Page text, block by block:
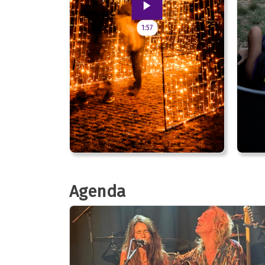
1:57
Agenda